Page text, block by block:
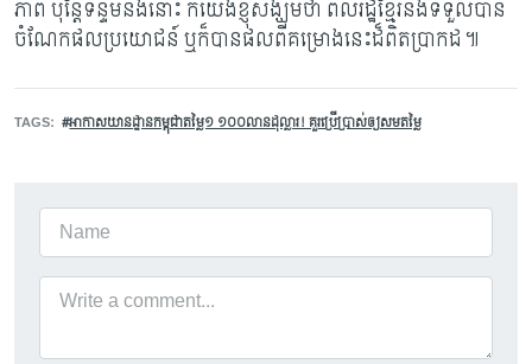
ភាព ប៉ុន្តែទន្ទឹមនឹងនោះ ក៏យើងខ្ញុំសង្ឃឹ​មថា ពលរដ្ឋខ្មែរនឹងទទួលបាន
ចំណែកផលប្រយោជន៍ ឬក៏បានផលពីគម្រោងនេះដ៏ពិតប្រា​ក​ដ៕
TAGS អាកាសយានដ្ឋានកម្ពុជាតម្លៃ១ ១០០​លានដុល្លារ! គួរប្រើប្រាស់ឲ្យសមតម្លៃ​